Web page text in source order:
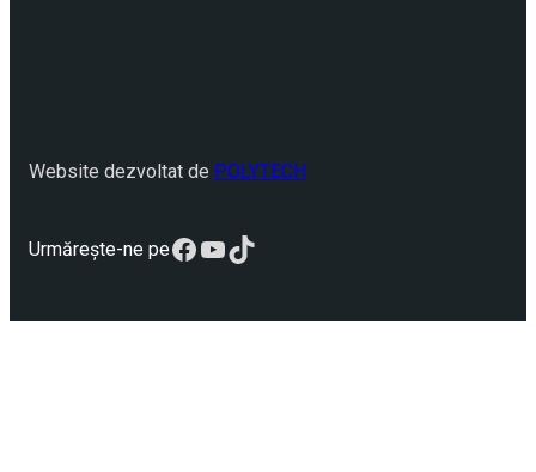
Website dezvoltat de POLYTECH
Urmărește-ne peFacebook
YouTube
TikTok